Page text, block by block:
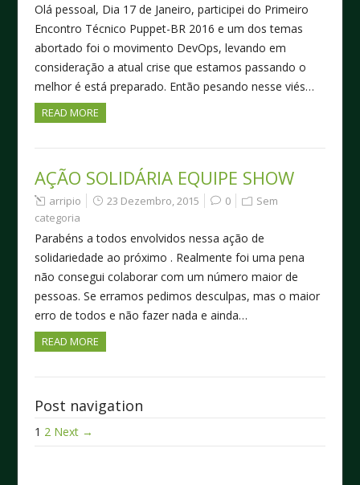
Olá pessoal, Dia 17 de Janeiro, participei do Primeiro
Encontro Técnico Puppet-BR 2016 e um dos temas
abortado foi o movimento DevOps, levando em
consideração a atual crise que estamos passando o
melhor é está preparado. Então pesando nesse viés…
READ MORE
AÇÃO SOLIDÁRIA EQUIPE SHOW
arripio 23 Dezembro, 2015 0
Sem
categoria
Parabéns a todos envolvidos nessa ação de
solidariedade ao próximo . Realmente foi uma pena
não consegui colaborar com um número maior de
pessoas. Se erramos pedimos desculpas, mas o maior
erro de todos e não fazer nada e ainda…
READ MORE
Post navigation
1 2 Next →